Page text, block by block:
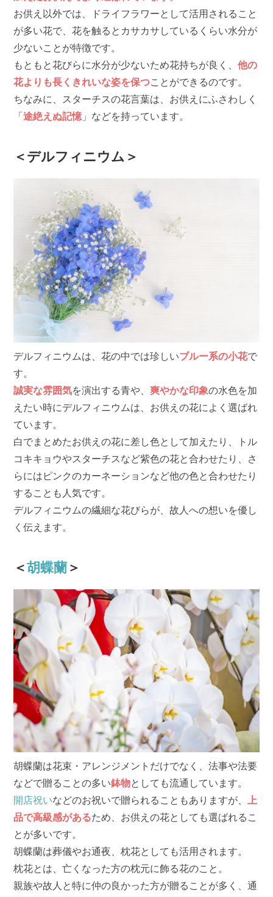
お供え以外では、ドライフラワーとして活用されること
が多い花で、花を触るとカサカサしているくらい水分が
少ないことが特徴です。
もともと花びらに水分が少ないため花持ちが良く、他の
花よりも長くきれいな姿を保つことができるのです。
ちなみに、スターチスの花言葉は、お供えにふさわしく
「途絶えぬ記憶 」などを持っています。
＜デルフィニウム＞
デルフィニウムは、花の中では珍しいブルー系の小花で
す。
誠実な雰囲気を演出する青や、爽やかな印象の水色を加
えたい時にデルフィニウムは、お供えの花によく選ばれ
ています。
白でまとめたお供えの花に差し色として加えたり、トル
コキキョウやスターチスなど紫色の花と合わせたり、さ
らにはピンクのカーネーションなど他の色と合わせたり
することも人気です。
デルフィニウムの繊細な花びらが、故人への想いを優し
く伝えます。
＜胡蝶蘭 ＞
胡蝶蘭は花束・アレンジメントだけでなく、法事や法要
などで贈ることの多い鉢物としても流通しています。
開店祝いなどのお祝いで贈られることもありますが、
上
品で高級感があるため、お供えの花としても選ばれるこ
とが多いです。
胡蝶蘭は葬儀やお通夜、枕花としても活用されます。
枕花とは、亡くなった方の枕元に飾る花のこと。
親族や故人と特に仲の良かった方が贈ることが多く、通